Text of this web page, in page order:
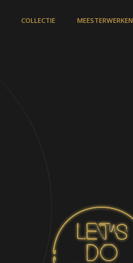
COLLECTIE MEESTERWERKEN